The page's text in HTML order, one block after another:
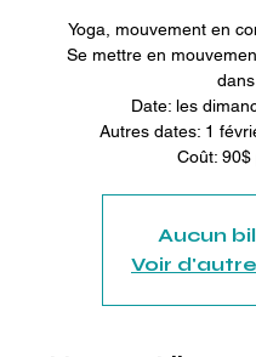
Yoga, mouvement en
Se mettre en
Date: les
Autres dates: 1
Coût:
Aucun
Voir